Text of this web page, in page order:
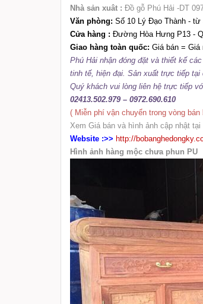
Nhà sản xuât : Đồ gỗ Phú Hải -DT
Văn phòng: Số 10 Lý Đạo Thành - từ
Cửa hàng : Đường Hòa Hưng P13 -
Giao hàng toàn quốc: Giá bán = Giá
Phú Hải nhận đóng đặt và thiết kế
tinh tế, hiện đại. Sản xuất trực tiếp
Quý khách vui lòng liên hệ trực tiếp
02413.502.979 – 0972.690.610
( Miễn phí vận chuyển trong vòng
Xem Giá bán và hình ảnh cập nhật tại
Website :>> http://
Hình ảnh hàng mộc chưa phun PU